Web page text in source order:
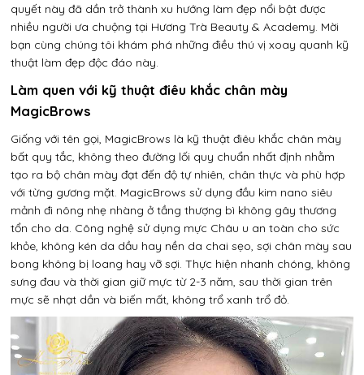
quyết này đã dần trở thành xu hướng làm đẹp nổi bật được
nhiều người ưa chuộng tại Hương Trà Beauty & Academy. Mời
bạn cùng chúng tôi khám phá những điều thú vị xoay quanh kỹ
thuật làm đẹp độc đáo này.
Làm quen với kỹ thuật điêu khắc chân mày
MagicBrows
Giống với tên gọi, MagicBrows là kỹ thuật điêu khắc chân mày
bất quy tắc, không theo đường lối quy chuẩn nhất định nhằm
tạo ra bộ chân mày đạt đến độ tự nhiên, chân thực và phù hợp
với từng gương mặt. MagicBrows sử dụng đầu kim nano siêu
mảnh đi nông nhẹ nhàng ở tầng thượng bì không gây thương
tổn cho da. Công nghệ sử dụng mực Châu u an toàn cho sức
khỏe, không kén da dầu hay nền da chai sẹo, sợi chân mày sau
bong không bị loang hay vỡ sợi. Thực hiện nhanh chóng, không
sưng đau và thời gian giữ mực từ 2-3 năm, sau thời gian trên
mực sẽ nhạt dần và biến mất, không trổ xanh trổ đỏ.